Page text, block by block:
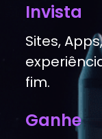
Invista
Sites,
fim.
Ganhe